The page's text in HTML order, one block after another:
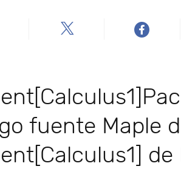
fuente Maple
de